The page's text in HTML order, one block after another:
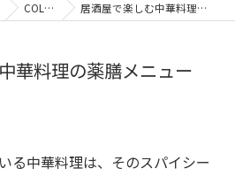
COLUMN 居酒屋で楽しむ中華料理の薬膳メニュー
華料理の薬膳メニュー
る中華料理は、そのスパイシー